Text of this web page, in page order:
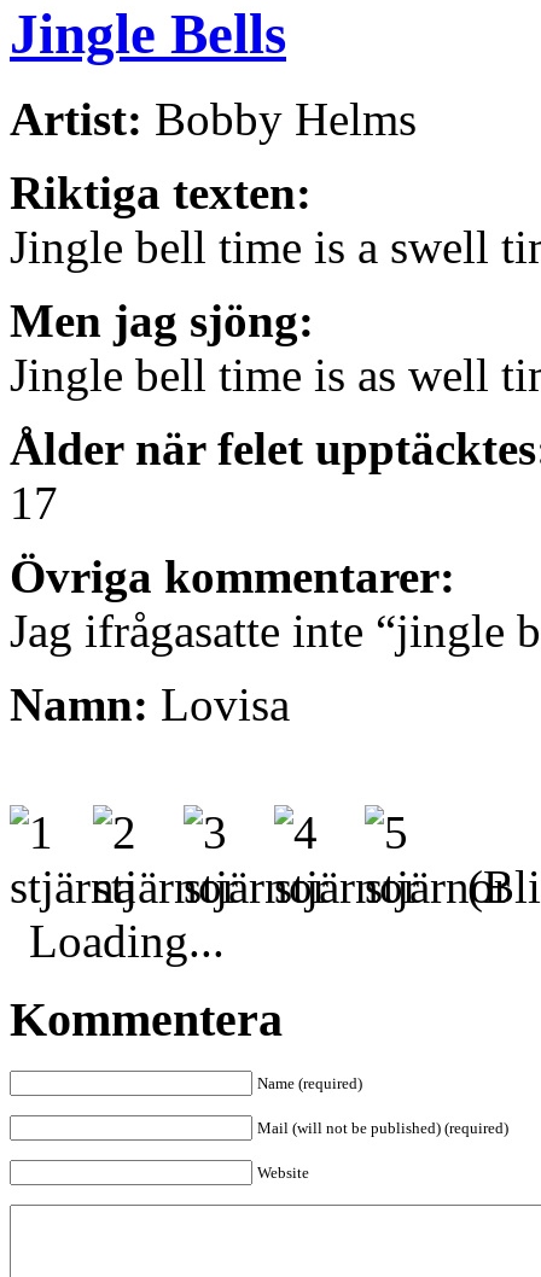
Jingle Bells
Artist: Bobby Helms
Riktiga texten:
Jingle bell time is a swell
Men jag sjöng:
Jingle bell time is as well
Ålder när felet
17
Övriga kommentarer:
Jag ifrågasatte inte “jingle
Namn: Lovisa
(Bli
Loading...
Kommentera
Name (required)
Mail (will not be published) (required)
Website